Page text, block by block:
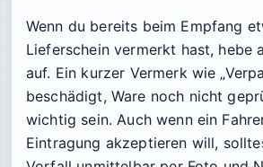
Wenn du bereits beim Empfang
Lieferschein vermerkt hast, hebe
auf. Ein kurzer Vermerk wie
beschädigt, Ware noch nicht
wichtig sein. Auch wenn ein
Eintragung akzeptieren will,